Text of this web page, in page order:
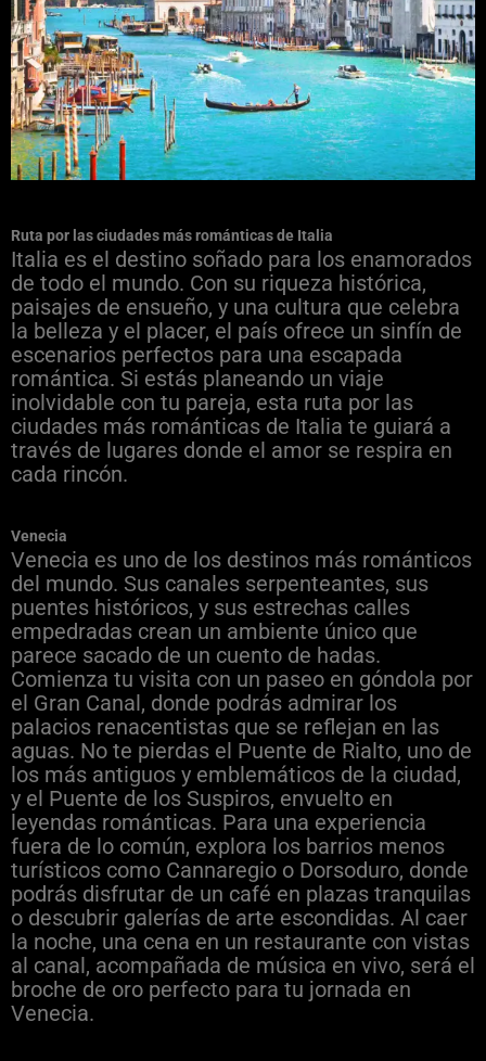
Ruta por las ciudades más románticas de Italia
Italia es el destino soñado para los enamorados
de todo el mundo. Con su riqueza histórica,
paisajes de ensueño, y una cultura que celebra
la belleza y el placer, el país ofrece un sinfín de
escenarios perfectos para una escapada
romántica. Si estás planeando un viaje
inolvidable con tu pareja, esta ruta por las
ciudades más románticas de Italia te guiará a
través de lugares donde el amor se respira en
cada rincón.
Venecia
Venecia es uno de los destinos más románticos
del mundo. Sus canales serpenteantes, sus
puentes históricos, y sus estrechas calles
empedradas crean un ambiente único que
parece sacado de un cuento de hadas.
Comienza tu visita con un paseo en góndola por
el Gran Canal, donde podrás admirar los
palacios renacentistas que se reflejan en las
aguas. No te pierdas el Puente de Rialto, uno de
los más antiguos y emblemáticos de la ciudad,
y el Puente de los Suspiros, envuelto en
leyendas románticas. Para una experiencia
fuera de lo común, explora los barrios menos
turísticos como Cannaregio o Dorsoduro, donde
podrás disfrutar de un café en plazas tranquilas
o descubrir galerías de arte escondidas. Al caer
la noche, una cena en un restaurante con vistas
al canal, acompañada de música en vivo, será el
broche de oro perfecto para tu jornada en
Venecia.